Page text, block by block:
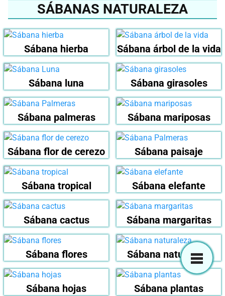
SÁBANAS NATURALEZA
Sábana hierba Sábana árbol de la vida
Sábana luna Sábana girasoles
Sábana palmeras Sábana mariposas
Sábana flor de cerezo Sábana paisaje
Sábana tropical Sábana elefante
Sábana cactus Sábana margaritas
Sábana flores Sábana naturaleza
Sábana hojas Sábana plantas